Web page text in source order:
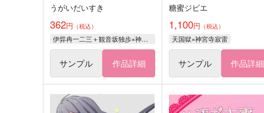
うがいだいすき
362円 （税込）
伊弉冉一二三＋観音坂独歩×神宮寺寂雷
サンプル 作品詳細
糖蜜ジビエ
1,100円 （税込）
天国獄×神宮寺寂雷
サンプル 作品詳細